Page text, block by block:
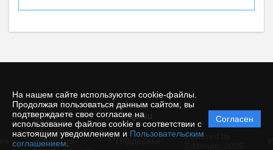
На нашем сайте используются cookie-файлы.
Продолжая пользоваться данным сайтом, вы
подтверждаете свое согласие на
использование файлов cookie в соответствии с
настоящим уведомлением и Пользовательским
соглашением
Согласен
© qje.su
Политика
защиты и
обработки
Powered by